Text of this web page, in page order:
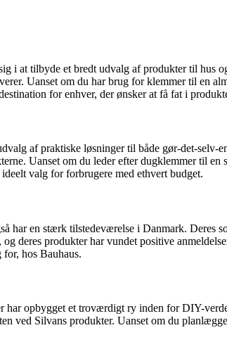
i at tilbyde et bredt udvalg af produkter til hus
Uanset om du har brug for klemmer til en
for enhver, der ønsker at få fat i
af praktiske løsninger til både gør-det-
Uanset om du leder efter dugklemmer til
valg for forbrugere med ethvert budget.
har en stærk tilstedeværelse i Danmark. Deres
deres produkter har vundet positive
hos Bauhaus.
opbygget et troværdigt ry inden for DIY-
ved Silvans produkter. Uanset om du